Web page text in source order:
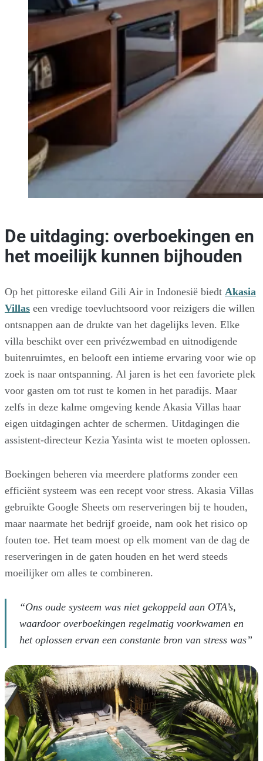
De uitdaging: overboekingen en
het moeilijk kunnen bijhouden
Op het pittoreske eiland Gili Air in Indonesië biedt Akasia
Villas een vredige toevluchtsoord voor reizigers die willen
ontsnappen aan de drukte van het dagelijks leven. Elke
villa beschikt over een privézwembad en uitnodigende
buitenruimtes, en belooft een intieme ervaring voor wie op
zoek is naar ontspanning. Al jaren is het een favoriete plek
voor gasten om tot rust te komen in het paradijs. Maar
zelfs in deze kalme omgeving kende Akasia Villas haar
eigen uitdagingen achter de schermen. Uitdagingen die
assistent-directeur Kezia Yasinta wist te moeten oplossen.
Boekingen beheren via meerdere platforms zonder een
efficiënt systeem was een recept voor stress. Akasia Villas
gebruikte Google Sheets om reserveringen bij te houden,
maar naarmate het bedrijf groeide, nam ook het risico op
fouten toe. Het team moest op elk moment van de dag de
reserveringen in de gaten houden en het werd steeds
moeilijker om alles te combineren.
“Ons oude systeem was niet gekoppeld aan OTA’s,
waardoor overboekingen regelmatig voorkwamen en
het oplossen ervan een constante bron van stress was”